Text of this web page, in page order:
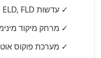
✓ עדשות SLD, ELD, FLD ואספריות
✓ מרחק מיקוד מינימלי: 11.8
✓ מערכת פוקוס